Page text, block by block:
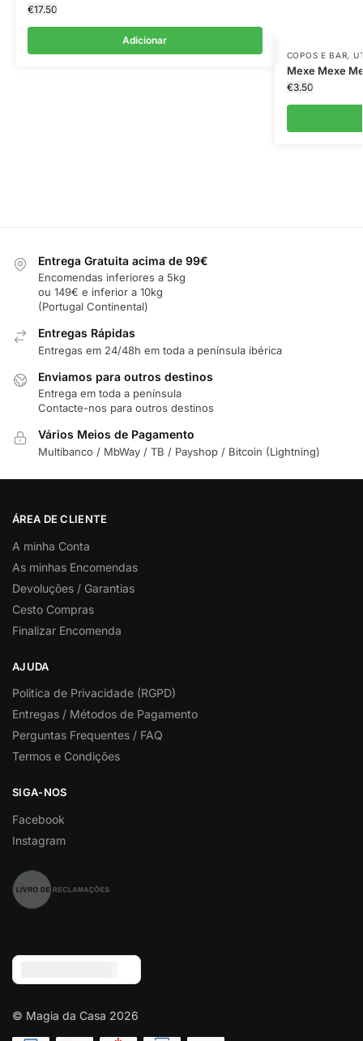
€17.50
Adicionar
COPOS E BAR,
Mexe Mexe
€3.50
Entrega Gratuita acima de 99€
Encomendas inferiores a 5kg
ou 149€ e inferior a 10kg
(Portugal Continental)
Entregas Rápidas
Entregas em 24/48h em toda a península ibérica
Enviamos para outros destinos
Entrega em toda a península
Contacte-nos para outros destinos
Vários Meios de Pagamento
Multibanco / MbWay / TB / Payshop / Bitcoin (Lightning)
ÁREA DE CLIENTE
A minha Conta
As minhas Encomendas
Devoluções / Garantias
Cesto Compras
Finalizar Encomenda
AJUDA
Politica de Privacidade (RGPD)
Entregas / Métodos de Pagamento
Perguntas Frequentes / FAQ
Termos e Condições
SIGA-NOS
Facebook
Instagram
© Magia da Casa 2026